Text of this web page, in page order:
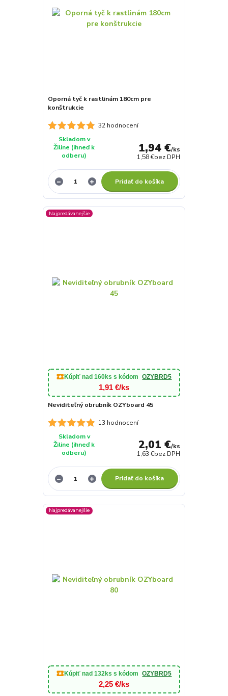
32 hodnocení
Oporná tyč k rastlinám 180cm pre
konštrukcie
1,94 €/ks
1,58 €bez DPH
Skladom v
Žiline (ihneď k
odberu)
Pridať do košíka
Najpredávanejšie
Kúpiť nad160ks s kódom OZYBRD5
1,91 €/ks
13 hodnocení
Neviditeľný obrubník OZYboard 45
2,01 €/ks
1,63 €bez DPH
Skladom v
Žiline (ihneď k
odberu)
Pridať do košíka
Najpredávanejšie
Kúpiť nad132ks s kódom OZYBRD5
2,25 €/ks